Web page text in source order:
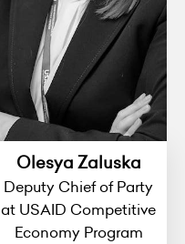
Olesya Zaluska
Deputy Chief of Party
at USAID Competitive
Economy Program